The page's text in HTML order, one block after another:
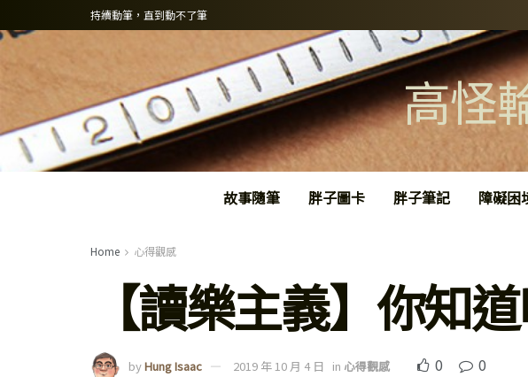
持續動筆，直到動不了筆
高怪
故事隨筆 胖子圖卡 胖子筆記 障礙困
Home 心得觀感
【讀樂主義】你知
byHung Isaac 2019 年 10 月 4 日 in 心得觀感 0 0